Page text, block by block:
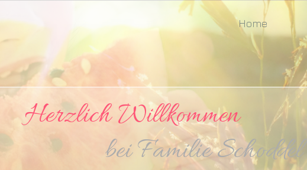
Willkommen
Schoddel
Home